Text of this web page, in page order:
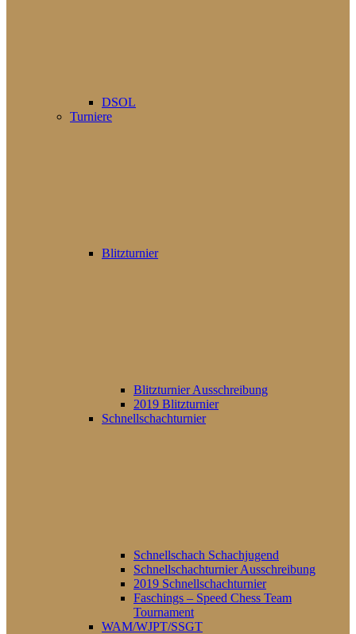
DSOL
Turniere
Blitzturnier
Blitzturnier Ausschreibung
2019 Blitzturnier
Schnellschachturnier
Schnellschach Schachjugend
Schnellschachturnier Ausschreibung
2019 Schnellschachturnier
Faschings – Speed Chess Team
Tournament
WAM/WJPT/SSGT